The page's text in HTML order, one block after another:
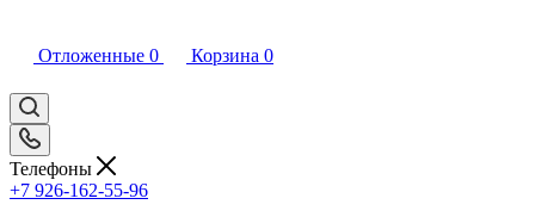
Отложенные 0 Корзина 0
Телефоны
+7 926-162-55-96